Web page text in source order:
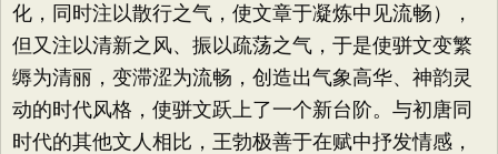
化，同时注以散行之气，使文章于凝炼中见流畅），
但又注以清新之风、振以疏荡之气，于是使骈文变繁
缛为清丽，变滞涩为流畅，创造出气象高华、神韵灵
动的时代风格，使骈文跃上了一个新台阶。与初唐同
时代的其他文人相比，王勃极善于在赋中抒发情感，